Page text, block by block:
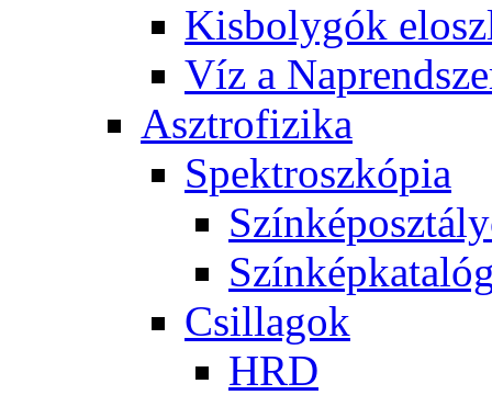
Kis­boly­gók
Víz a
Aszt­ro­fi­zi­ka
Spekt­rosz­kó­pia
Csil­la­gok
HRD